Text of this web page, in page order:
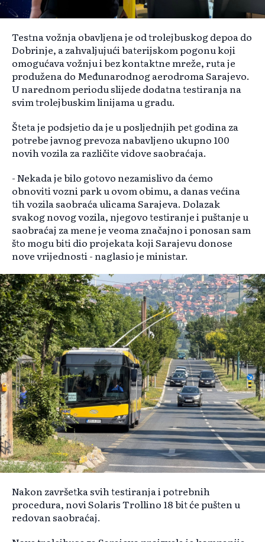
Testna vožnja obavljena je od trolejbuskog depoa do
Dobrinje, a zahvaljujući baterijskom pogonu koji
omogućava vožnju i bez kontaktne mreže, ruta je
produžena do Međunarodnog aerodroma Sarajevo.
U narednom periodu slijede dodatna testiranja na
svim trolejbuskim linijama u gradu.
Šteta je podsjetio da je u posljednjih pet godina za
potrebe javnog prevoza nabavljeno ukupno 100
novih vozila za različite vidove saobraćaja.
- Nekada je bilo gotovo nezamislivo da ćemo
obnoviti vozni park u ovom obimu, a danas većina
tih vozila saobraća ulicama Sarajeva. Dolazak
svakog novog vozila, njegovo testiranje i puštanje u
saobraćaj za mene je veoma značajno i ponosan sam
što mogu biti dio projekata koji Sarajevu donose
nove vrijednosti - naglasio je ministar.
Nakon završetka svih testiranja i potrebnih
procedura, novi Solaris Trollino 18 bit će pušten u
redovan saobraćaj.